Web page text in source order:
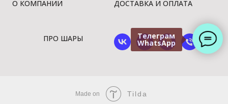
Телеграм
WhatsApp
О КОМПАНИИ ДОСТАВКА И ОПЛАТА
ПРО ШАРЫ
Made on Tilda